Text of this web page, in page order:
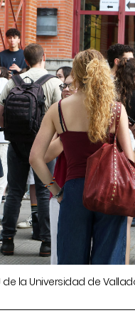
de la Universidad de